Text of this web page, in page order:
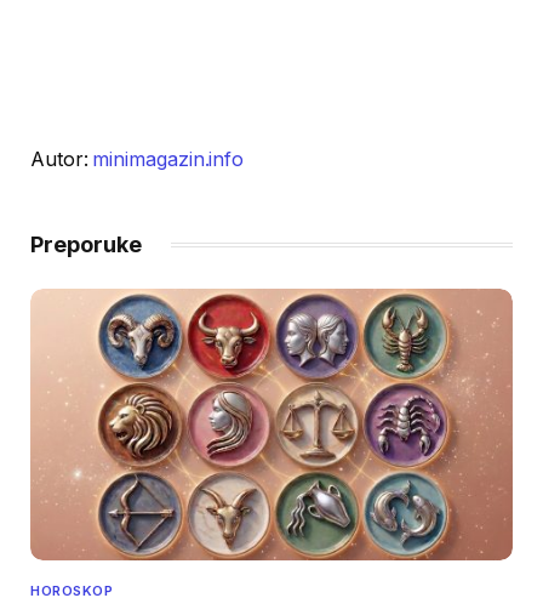
Autor: minimagazin.info
Preporuke
HOROSKOP